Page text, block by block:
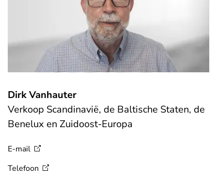
Dirk Vanhauter
Verkoop Scandinavië, de Baltische Staten, de
Benelux en Zuidoost-Europa
E-mail
Telefoon